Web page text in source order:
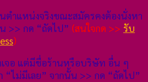
ตำแหน่งจริงขณะสมัครคงต้องนั่งหา
>> กด “ถัดไป” (สนใจกด >> รับ
)
จอ แต่มีชื่อร้านหรือบริษัท อื่น ๆ
“ไม่มีเลย” จากนั้น >> กด “ถัดไป”